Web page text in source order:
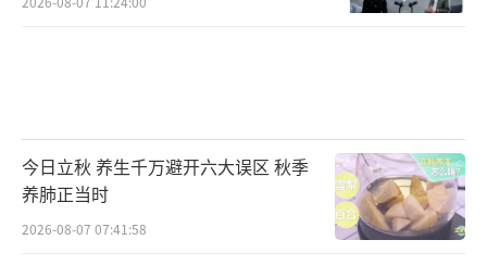
今日立秋 养生千万避开六大误区 秋季
养肺正当时
2026-08-07 07:41:58